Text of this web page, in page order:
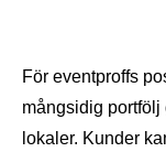
För eventproffs
mångsidig portfölj
lokaler. Kunder